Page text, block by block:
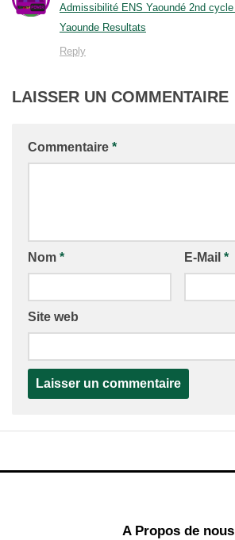
Admissibilité ENS Yaoundé 2nd
Yaounde Resultats
Reply
LAISSER UN COMMENTAIRE
Commentaire *
Nom * E-Mail *
Site web
A Propos de nous